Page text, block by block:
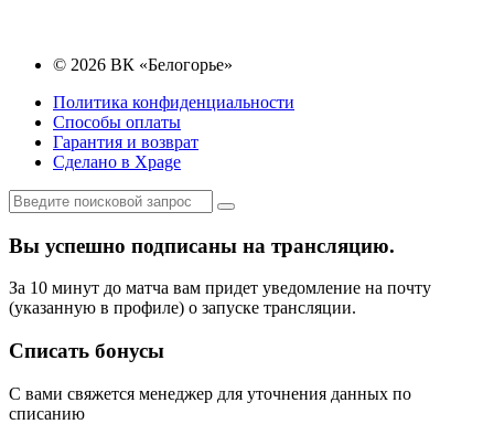
© 2026 ВК «Белогорье»
Политика конфиденциальности
Способы оплаты
Гарантия и возврат
Сделано в Xpage
Вы успешно подписаны на трансляцию.
За 10 минут до матча вам придет уведомление на почту
(указанную в профиле) о запуске трансляции.
Списать бонусы
С вами свяжется менеджер для уточнения данных по
списанию